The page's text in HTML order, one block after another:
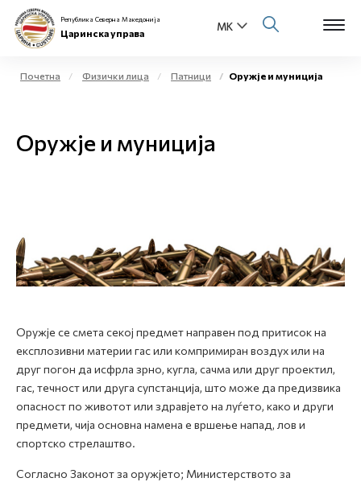
Физички лица
Е-Царина
Open
Медиа центар
Е-Весник
Република Северна Македонија
Царинска управа
Почетна Физички лица Патници Оружје и муниција
Оружје и муниција
Оружје се смета секој предмет направен под притисок на
експлозивни материи гас или компримиран воздух или на
друг погон да исфрла зрно, кугла, сачма или друг проектил,
гас, течност или друга супстанција, што може да предизвика
опасност по животот или здравјето на луѓето, како и други
предмети, чија основна намена е вршење напад, лов и
спортско стрелаштво.
Согласно Законот за оружјето; Министерството за